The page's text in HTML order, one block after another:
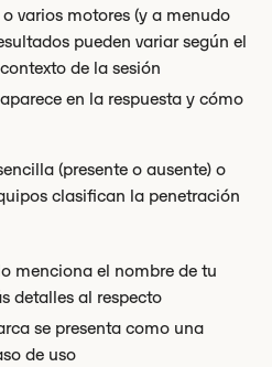
varios motores (y a menudo
pueden variar según el
de la sesión
en la respuesta y cómo
(presente o ausente) o
clasifican la penetración
menciona el nombre de tu
detalles al respecto
se presenta como una
de uso